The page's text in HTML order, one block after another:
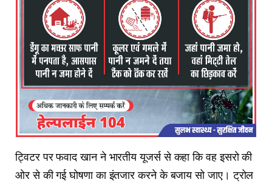
ट्विटर पर फवाद खान ने भारतीय यूजर्स से कहा कि वह इसरो की
ओर से की गई घोषणा का इंतजार करने के बजाय सो जाए। ट्रोल